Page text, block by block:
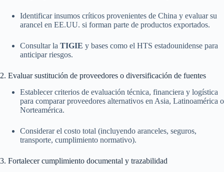
Identificar insumos críticos provenientes de China y evaluar su
arancel en EE.UU. si forman parte de productos exportados.
Consultar la TIGIE y bases como el HTS estadounidense para
anticipar riesgos.
2. Evaluar sustitución de proveedores o diversificación de fuentes
Establecer criterios de evaluación técnica, financiera y logística
para comparar proveedores alternativos en Asia, Latinoamérica o
Norteamérica.
Considerar el costo total (incluyendo aranceles, seguros,
transporte, cumplimiento normativo).
3. Fortalecer cumplimiento documental y trazabilidad